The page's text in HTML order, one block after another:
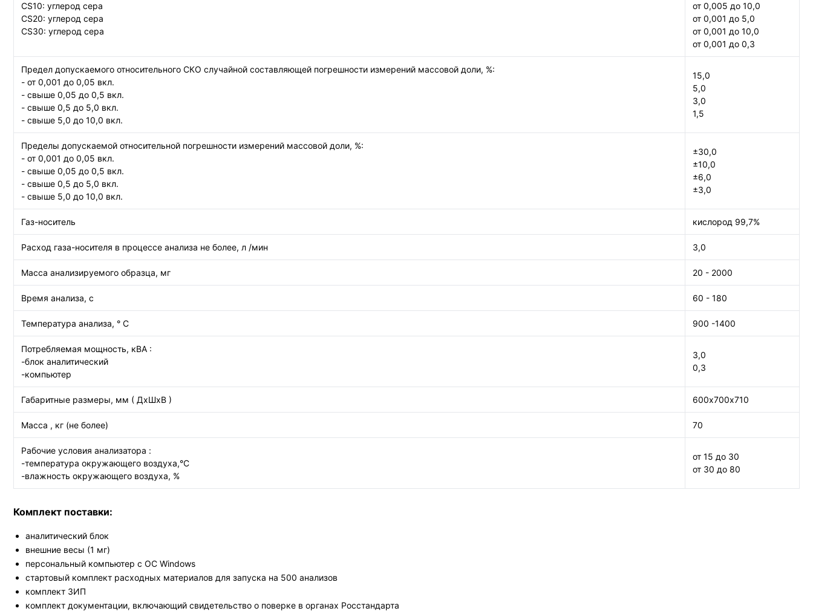
CS10: углерод сера
CS20: углерод сера
CS30: углерод сера
от 0,005 до 10,0
от 0,001 до 5,0
от 0,001 до 10,0
от 0,001 до 0,3
Предел допускаемого относительного СКО случайной составляющей погрешности измерений массовой доли, %:
- от 0,001 до 0,05 вкл.
- свыше 0,05 до 0,5 вкл.
- свыше 0,5 до 5,0 вкл.
- свыше 5,0 до 10,0 вкл.
15,0
5,0
3,0
1,5
Пределы допускаемой относительной погрешности измерений массовой доли, %:
- от 0,001 до 0,05 вкл.
- свыше 0,05 до 0,5 вкл.
- свыше 0,5 до 5,0 вкл.
- свыше 5,0 до 10,0 вкл.
±30,0
±10,0
±6,0
±3,0
Газ-носитель кислород 99,7%
Расход газа-носителя в процессе анализа не более, л /мин 3,0
Масса анализируемого образца, мг 20 - 2000
Время анализа, с 60 - 180
Температура анализа, ° С 900 -1400
Потребляемая мощность, кВА :
-блок аналитический
-компьютер
3,0
0,3
Габаритные размеры, мм ( ДхШхВ ) 600х700х710
Масса , кг (не более) 70
Рабочие условия анализатора :
-температура окружающего воздуха,°С
-влажность окружающего воздуха, %
от 15 до 30
от 30 до 80
Комплект поставки:
аналитический блок
внешние весы (1 мг)
персональный компьютер с ОС Windows
стартовый комплект расходных материалов для запуска на 500 анализов
комплект ЗИП
комплект документации, включающий свидетельство о поверке в органах Росстандарта